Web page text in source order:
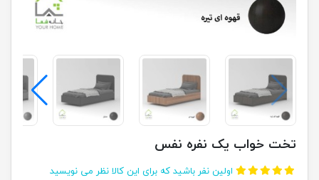
تخت خواب یک نفره نفس
اولین نفر باشید که برای این کالا نظر می نویسید